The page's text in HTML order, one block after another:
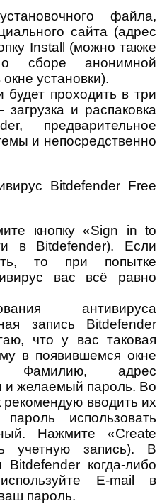
файла,
сайта (адрес
Install (можно также
сборе анонимной
установки).
будет проходить в три
и распаковка
предварительное
и непосредственно
кнопку «Sign in to
в Bitdefender). Если
то при попытке
вас всё равно
антивируса
запись Bitdefender
что у вас таковая
в появившемся окне
Фамилию, адрес
и желаемый пароль. Во
вводить их
использовать
Нажмите «Create
учетную запись). В
когда-либо
E-mail в
пароль.